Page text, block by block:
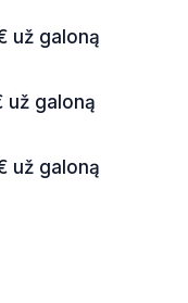
už galoną
už galoną
už galoną